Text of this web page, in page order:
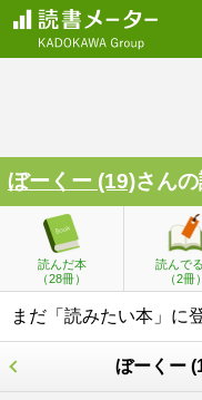
ぼーくー (19)さん
読んだ本
（28冊）
読んで
（2冊）
まだ「読みたい本」に
ぼーくー